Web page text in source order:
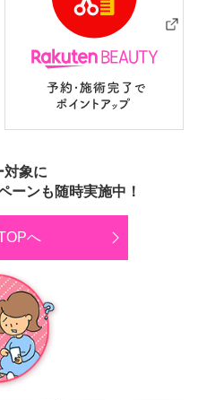
対象に
ーンも随時実施中！
へ